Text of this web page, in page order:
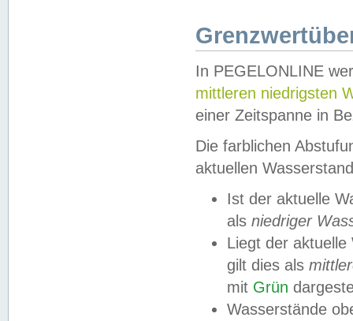
In PEGELONLINE
mittleren niedrigsten
einer Zeitspanne in
Die farblichen
aktuellen
Ist der aktuelle
als niedriger
Liegt der
gilt dies als
mit Grün
Wasserstände